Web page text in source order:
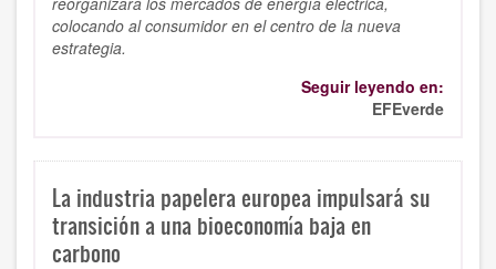
colocando al consumidor en el centro de la nueva
estrategia.
Seguir leyendo en:
EFEverde
La industria papelera europea impulsará su
transición a una bioeconomía baja en
carbono